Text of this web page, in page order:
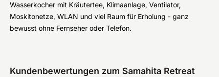
Wasserkocher mit Kräutertee, Klimaanlage, Ventilator,
Moskitonetze, WLAN und viel Raum für Erholung - ganz
bewusst ohne Fernseher oder Telefon.
Kundenbewertungen zum Samahita Retreat